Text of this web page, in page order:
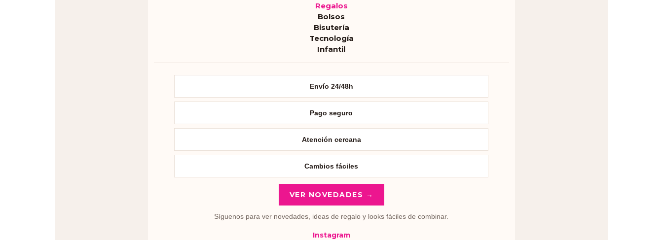
Regalos
Bolsos
Bisutería
Tecnología
Infantil
Envío 24/48h
Pago seguro
Atención cercana
Cambios fáciles
VER NOVEDADES →
Síguenos para ver novedades, ideas de regalo y looks fáciles de combinar.
Instagram